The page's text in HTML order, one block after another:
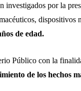
investigados por la
dispositivos
de edad.
Público con la
de los hechos